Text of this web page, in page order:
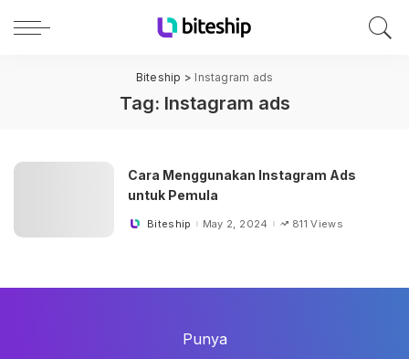
Biteship > Instagram ads
Tag: Instagram ads
Cara Menggunakan Instagram Ads
untuk Pemula
PostedBiteship May 2, 2024 811 Views
Punya